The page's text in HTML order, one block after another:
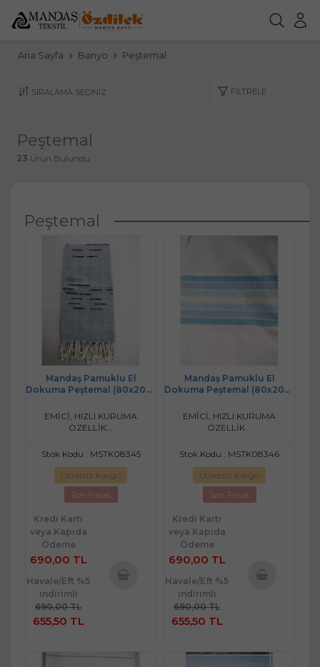
Ana Sayfa Banyo Peştemal
FILTRELE
Peştemal
23 Ürün Bulundu
Peştemal
Mandaş Pamuklu El
Dokuma Peştemal (80x200)
EMİCİ, HIZLI KURUMA
ÖZELLİK...
Stok Kodu : MSTK08345
Ücretsiz Kargo
Son Fırsat
Kredi Kartı
veya Kapıda
Ödeme
690,00 TL
Havale/Eft %5
indirimli
690,00 TL
655,50 TL
Mandaş Pamuklu El
Dokuma Peştemal (80x200)
EMİCİ, HIZLI KURUMA
ÖZELLİK...
Stok Kodu : MSTK08346
Ücretsiz Kargo
Son Fırsat
Kredi Kartı
veya Kapıda
Ödeme
690,00 TL
Havale/Eft %5
indirimli
690,00 TL
655,50 TL